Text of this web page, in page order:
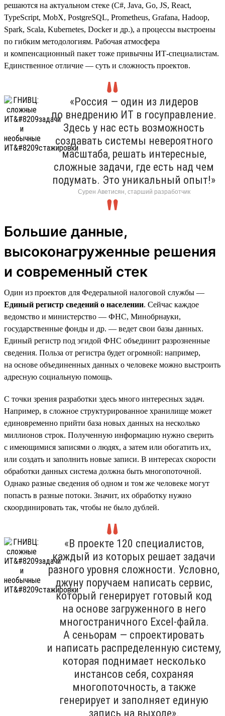
решаются на актуальном стеке (С#, Java, Go, JS, React,
TypeScript, MobX, PostgreSQL, Prometheus, Grafana, Hadoop,
Spark, Scala, Kubernetes, Doсker и др.), а процессы выстроены
по гибким методологиям. Рабочая атмосфера
и компенсационный пакет тоже привычны ИТ-специалистам.
Единственное отличие — суть и сложность проектов.
«Россия — один из лидеров
по внедрению ИТ в госуправление.
Здесь у нас есть возможность
создавать системы невероятного
масштаба, решать интересные,
сложные задачи, где есть над чем
подумать. Это уникальный опыт!»
Сурен Аветисян, старший разработчик
Большие данные,
высоконагруженные решения
и современный стек
Один из проектов для Федеральной налоговой службы —
Единый регистр сведений о населении. Сейчас каждое
ведомство и министерство — ФНС, Минобрнауки,
государственные фонды и др. — ведет свои базы данных.
Единый регистр под эгидой ФНС объединит разрозненные
сведения. Польза от регистра будет огромной: например,
на основе объединенных данных о человеке можно выстроить
адресную социальную помощь.
С точки зрения разработки здесь много интересных задач.
Например, в сложное структурированное хранилище может
единовременно прийти база новых данных на несколько
миллионов строк. Полученную информацию нужно сверить
с имеющимися записями о людях, а затем или обогатить их,
или создать и заполнить новые записи. В интересах скорости
обработки данных система должна быть многопоточной.
Однако разные сведения об одном и том же человеке могут
попасть в разные потоки. Значит, их обработку нужно
скоординировать так, чтобы не было дублей.
«В проекте 120 специалистов,
каждый из которых решает задачи
разного уровня сложности. Условно,
джуну поручаем написать сервис,
который генерирует готовый код
на основе загруженного в него
многостраничного Excel-файла.
А сеньорам — спроектировать
и написать распределенную систему,
которая поднимает несколько
инстансов себя, сохраняя
многопоточность, а также
генерирует и заполняет единую
запись на выходе».